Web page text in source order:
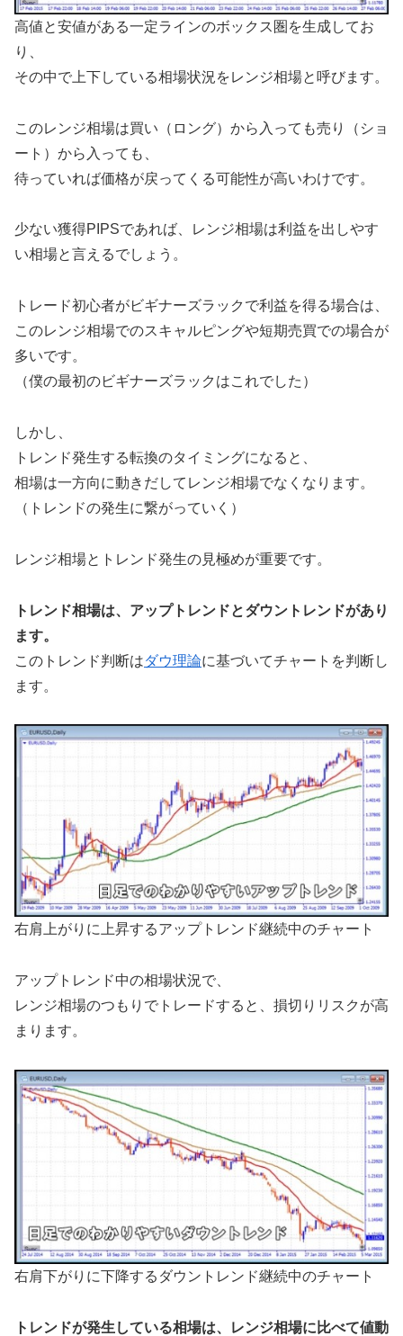
高値と安値がある一定ラインのボックス圏を生成してお
り、
その中で上下している相場状況をレンジ相場と呼びます。
このレンジ相場は買い（ロング）から入っても売り（ショ
ート）から入っても、
待っていれば価格が戻ってくる可能性が高いわけです。
少ない獲得PIPSであれば、レンジ相場は利益を出しやす
い相場と言えるでしょう。
トレード初心者がビギナーズラックで利益を得る場合は、
このレンジ相場でのスキャルピングや短期売買での場合が
多いです。
（僕の最初のビギナーズラックはこれでした）
しかし、
トレンド発生する転換のタイミングになると、
相場は一方向に動きだしてレンジ相場でなくなります。
（トレンドの発生に繋がっていく）
レンジ相場とトレンド発生の見極めが重要です。
トレンド相場は、アップトレンドとダウントレンドがあり
ます。
このトレンド判断はダウ理論に基づいてチャートを判断し
ます。
右肩上がりに上昇するアップトレンド継続中のチャート
アップトレンド中の相場状況で、
レンジ相場のつもりでトレードすると、損切りリスクが高
まります。
右肩下がりに下降するダウントレンド継続中のチャート
トレンドが発生している相場は、レンジ相場に比べて値動